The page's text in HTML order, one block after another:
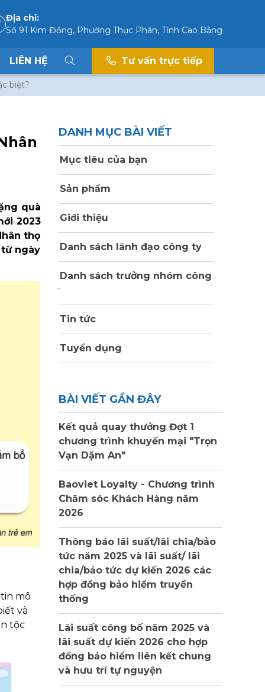
Địa chỉ:
Số 91 Kim Đồng, Phường Thục Phán, Tỉnh Cao Bằng
LIÊN HỆ Tư vấn trực tiếp
biệt?
quà
2023
thọ
ngày
mô
và
tộc
DANH MỤC BÀI VIẾT
Mục tiêu của bạn
Sản phẩm
Giới thiệu
Danh sách lãnh đạo công ty
Danh sách trưởng nhóm công
ty
Tin tức
Tuyển dụng
BÀI VIẾT GẦN ĐÂY
Kết quả quay thưởng Đợt 1
chương trình khuyến mại "Trọn
Vạn Dặm An"
Baoviet Loyalty - Chương trình
Chăm sóc Khách Hàng năm
2026
Thông báo lãi suất/lãi chia/bảo
tức năm 2025 và lãi suất/ lãi
chia/bảo tức dự kiến 2026 các
hợp đồng bảo hiểm truyền
thống
Lãi suất công bố năm 2025 và
lãi suất dự kiến 2026 cho hợp
đồng bảo hiểm liên kết chung
và hưu trí tự nguyện